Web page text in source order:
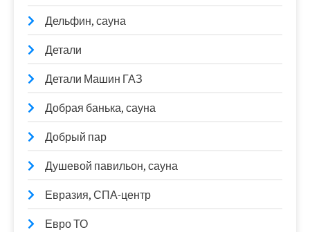
Дельфин, сауна
Детали
Детали Машин ГАЗ
Добрая банька, сауна
Добрый пар
Душевой павильон, сауна
Евразия, СПА-центр
Евро ТО